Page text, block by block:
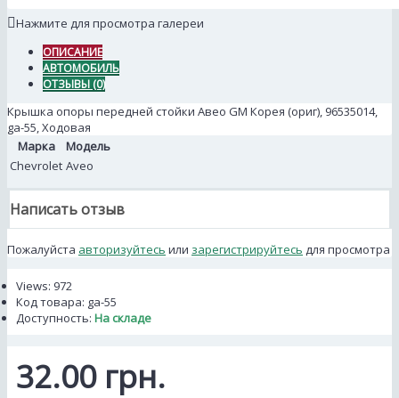
Нажмите для просмотра галереи
ОПИСАНИЕ
АВТОМОБИЛЬ
ОТЗЫВЫ (0)
Крышка опоры передней стойки Авео GM Корея (ориг), 96535014,
ga-55, Ходовая
Марка
Модель
Chevrolet Aveo
Написать отзыв
Пожалуйста авторизуйтесь или зарегистрируйтесь для просмотра
Views: 972
Код товара: ga-55
Доступность: На складе
32.00 грн.